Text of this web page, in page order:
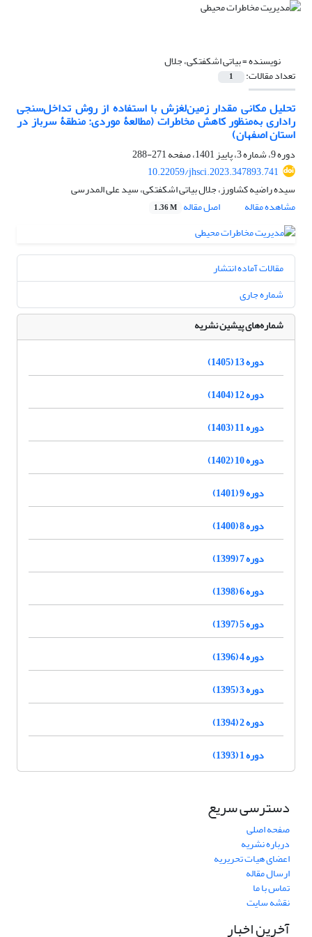
نویسنده =بیاتی اشکفتکی، جلال
تعداد مقالات: 1
تحلیل مکانی مقدار زمین‌لغزش با استفاده از روش تداخل‌سنجی
راداری به‌منظور کاهش مخاطرات (مطالعۀ موردی: منطقۀ سرباز در
استان اصفهان)
دوره 9، شماره 3، پاییز 1401، صفحه
271-288
10.22059/jhsci.2023.347893.741
سیده راضیه کشاورز، جلال بیاتی اشکفتکی، سید علی المدرسی
مشاهده مقاله
اصل مقاله 1.36 M
مقالات آماده انتشار
شماره جاری
شماره‌های پیشین نشریه
دوره 13 (1405)
دوره 12 (1404)
دوره 11 (1403)
دوره 10 (1402)
دوره 9 (1401)
دوره 8 (1400)
دوره 7 (1399)
دوره 6 (1398)
دوره 5 (1397)
دوره 4 (1396)
دوره 3 (1395)
دوره 2 (1394)
دوره 1 (1393)
دسترسی سریع
صفحه اصلی
درباره نشریه
اعضای هیات تحریریه
ارسال مقاله
تماس با ما
نقشه سایت
آخرین اخبار